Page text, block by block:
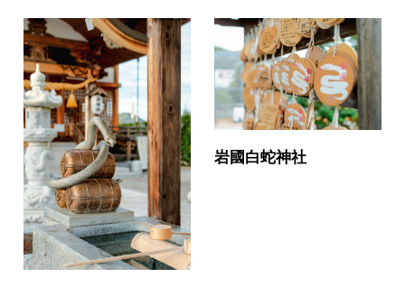
岩國白蛇神社